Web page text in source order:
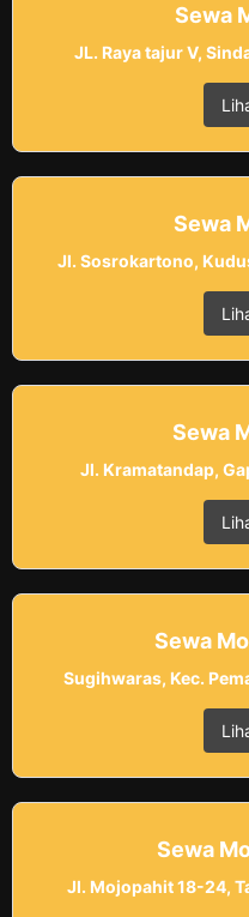
Sewa
JL. Raya tajur V,
Sewa
Jl. Sosrokartono,
Sewa
Jl. Kramatandap,
Sewa
Sugihwaras, Kec.
Sewa
Jl. Mojopahit 18-24,